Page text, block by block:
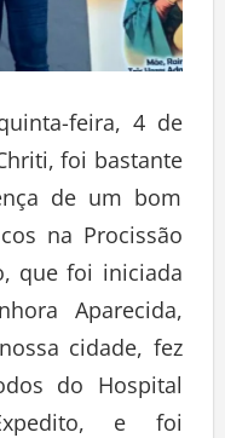
feira, 4 de
foi bastante
de um bom
na Procissão
que foi iniciada
Aparecida,
cidade, fez
do Hospital
e foi